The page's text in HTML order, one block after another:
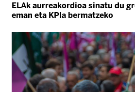
ELAk aurreakordioa sinatu du
eman eta KPIa bermatzeko